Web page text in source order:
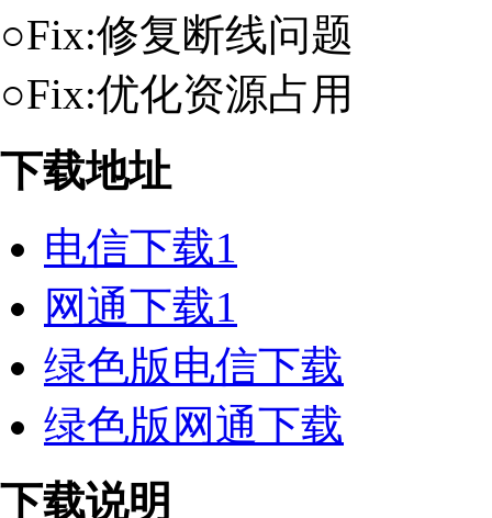
○Fix:修复断线问题
○Fix:优化资源占用
下载地址
电信下载1
网通下载1
绿色版电信下载
绿色版网通下载
下载说明